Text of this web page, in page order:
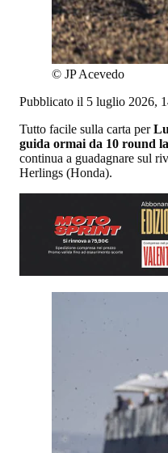
© JP Acevedo
Pubblicato il 5 luglio 2026,
Tutto facile sulla carta per
guida ormai da 10 round
continua a guadagnare sul
Herlings (Honda).